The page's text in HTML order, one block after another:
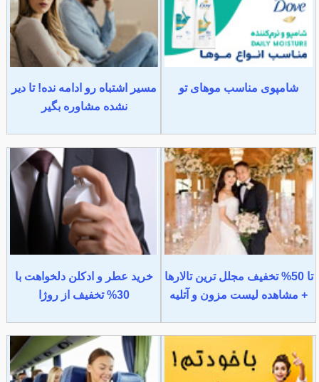
شامپوی مناسب موهای تو
مسیر اشتباه رو ادامه نده! تا دیر
نشده مشاوره بگیر
تا 50% تخفیف مجلل ترین تالارها
+ مشاهده لیست مزون و آتلیه
خرید عطر و ادکلن دلخواهت با
30% تخفیف از روژا